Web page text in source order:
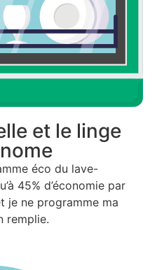
et le linge
éco du lave-
45% d’économie par
je ne programme ma
remplie.